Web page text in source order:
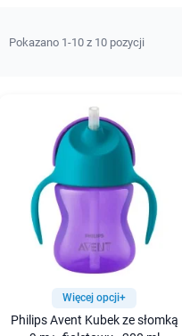
Pokazano 1-10 z 10 pozycji
Więcej opcji+
Philips Avent Kubek ze słomką